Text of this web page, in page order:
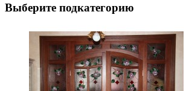
Выберите подкатегорию